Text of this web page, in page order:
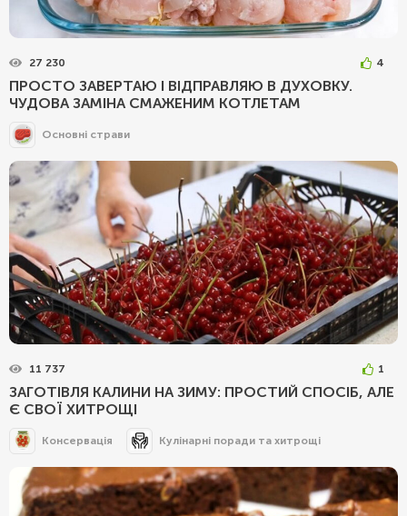
27 230 4
ПРОСТО ЗАВЕРТАЮ І ВІДПРАВЛЯЮ В ДУХОВКУ.
ЧУДОВА ЗАМІНА СМАЖЕНИМ КОТЛЕТАМ
Основні страви
11 737 1
ЗАГОТІВЛЯ КАЛИНИ НА ЗИМУ: ПРОСТИЙ СПОСІБ, АЛЕ
Є СВОЇ ХИТРОЩІ
Консервація Кулінарні поради та хитрощі